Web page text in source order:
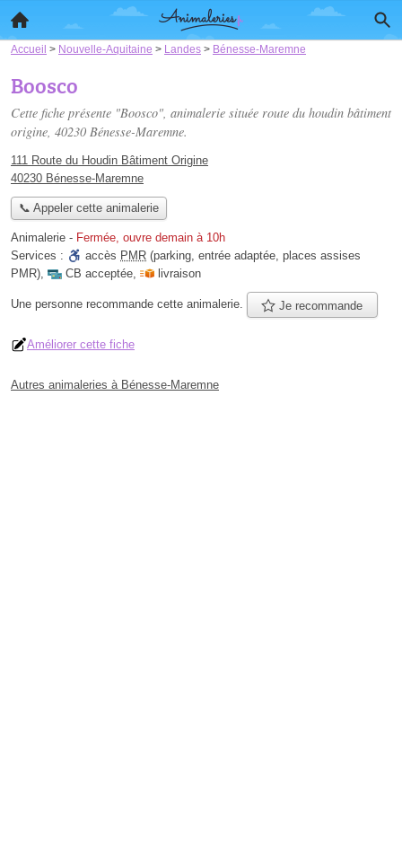
Accueil > Nouvelle-Aquitaine > Landes > Bénesse-Maremne
Boosco
Cette fiche présente "Boosco", animalerie située route du houdin bâtiment
origine, 40230 Bénesse-Maremne.
111 Route du Houdin Bâtiment Origine
40230 Bénesse-Maremne
📞 Appeler cette animalerie
Animalerie - Fermée, ouvre demain à 10h
Services :
accès PMR (parking, entrée adaptée, places assises
PMR), CB acceptée, livraison
Une personne recommande cette animalerie. Je recommande
Améliorer cette fiche
Autres animaleries à Bénesse-Maremne